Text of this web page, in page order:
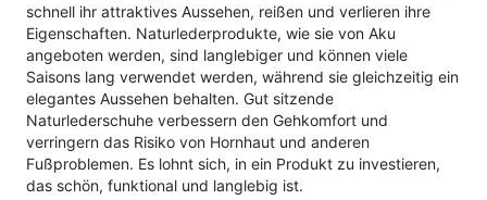
schnell ihr attraktives Aussehen, reißen und verlieren ihre
Eigenschaften. Naturlederprodukte, wie sie von Aku
angeboten werden, sind langlebiger und können viele
Saisons lang verwendet werden, während sie gleichzeitig ein
elegantes Aussehen behalten. Gut sitzende
Naturlederschuhe verbessern den Gehkomfort und
verringern das Risiko von Hornhaut und anderen
Fußproblemen. Es lohnt sich, in ein Produkt zu investieren,
das schön, funktional und langlebig ist.